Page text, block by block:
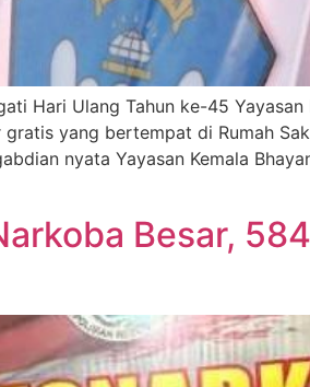
Hari Ulang Tahun ke-45
yang bertempat di Rumah
nyata Yayasan Kemala
Besar,